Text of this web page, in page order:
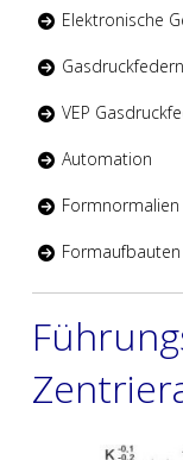
Elektronische
VEP
Automation
Formnormalien
Formaufbauten